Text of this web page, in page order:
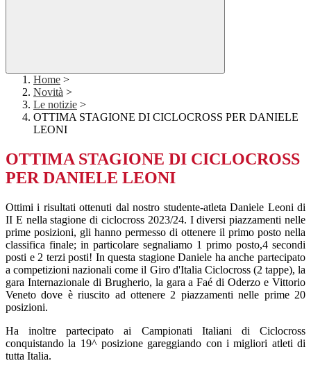
Home >
Novità >
Le notizie >
OTTIMA STAGIONE DI CICLOCROSS PER DANIELE
LEONI
OTTIMA STAGIONE DI CICLOCROSS
PER DANIELE LEONI
Ottimi i risultati ottenuti dal nostro studente-atleta Daniele Leoni di
II E nella stagione di ciclocross 2023/24. I diversi piazzamenti nelle
prime posizioni, gli hanno permesso di ottenere il primo posto nella
classifica finale; in particolare segnaliamo 1 primo posto,4 secondi
posti e 2 terzi posti! In questa stagione Daniele ha anche partecipato
a competizioni nazionali come il Giro d'Italia Ciclocross (2 tappe), la
gara Internazionale di Brugherio, la gara a Faé di Oderzo e Vittorio
Veneto dove è riuscito ad ottenere 2 piazzamenti nelle prime 20
posizioni.
Ha inoltre partecipato ai Campionati Italiani di Ciclocross
conquistando la 19^ posizione gareggiando con i migliori atleti di
tutta Italia.